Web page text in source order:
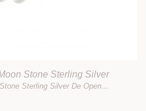
Stone Sterling Silver
Sterling Silver De Open…